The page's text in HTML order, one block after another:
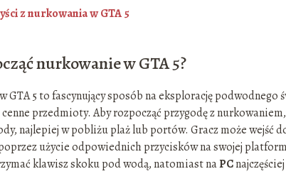
z nurkowania w GTA 5
nurkowanie w GTA 5?
GTA 5 to fascynujący sposób na eksplorację
przedmioty. Aby rozpocząć przygodę z
najlepiej w pobliżu plaż lub portów. Gracz może wejść
użycie odpowiednich przycisków na swojej
klawisz skoku pod wodą, natomiast naPC